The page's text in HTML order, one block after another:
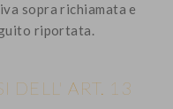
sopra richiamata e
riportata.
DELL' ART. 13